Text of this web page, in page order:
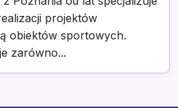
projektów
obiektów sportowych.
zarówno...